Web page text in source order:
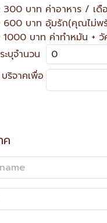
300 บาท ค่าอาหาร / เดื
600 บาท อุ้มรัก(คุณไม่พร้
1000 บาท ค่าทำหมัน +
ระบุจำนวน
บริจาคเพื่อ
ค